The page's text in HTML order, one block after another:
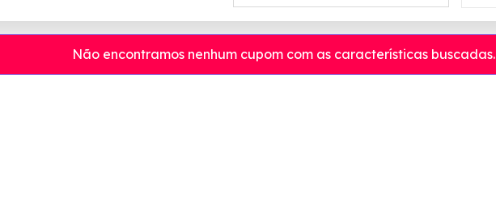
Não encontramos nenhum cupom com as características buscadas.